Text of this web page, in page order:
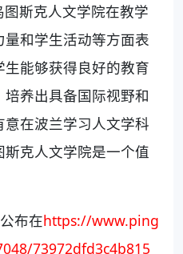
斯克人文学院在教学
和学生活动等方面表
能够获得良好的教育
养出具备国际视野和
在波兰学习人文学科
克人文学院是一个值
布在https://www.ping
73972dfd3c4b815